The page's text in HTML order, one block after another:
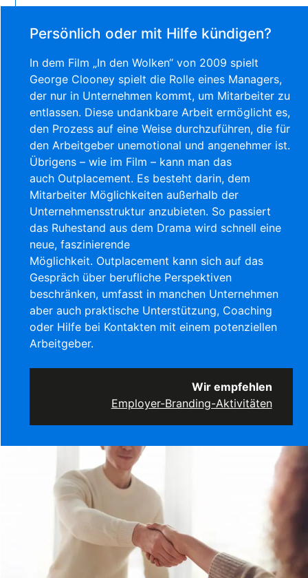
Persönlich oder mit Hilfe kündigen?
In dem Film „In den Wolken“ von 2009 spielt
George Clooney spielt die Rolle eines Managers,
der nur in Unternehmen kommt, um Mitarbeiter zu
entlassen. Diese undankbare Arbeit ermöglicht es,
den Prozess auf eine Weise durchzuführen, die für
den Arbeitgeber unemotional und angenehmer ist.
Übrigens – wie im Film – kann man das
auch Outplacement. Es besteht darin, dem
Mitarbeiter Möglichkeiten außerhalb der
Unternehmensstruktur anzubieten. So passiert
das Ruhestand aus dem Drama wird schnell eine
neue, faszinierende
Möglichkeit. Outplacement kann sich auf das
Gespräch über berufliche Perspektiven
beschränken, umfasst in manchen Unternehmen
aber auch praktische Unterstützung, Coaching
oder Hilfe bei Kontakten mit einem potenziellen
Arbeitgeber.
Wir empfehlen
Employer-Branding-Aktivitäten